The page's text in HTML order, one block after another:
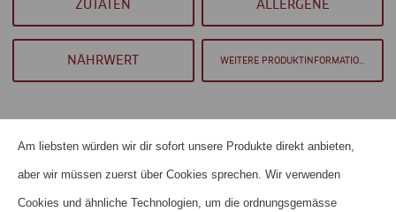
and
ZUTATEN ALLERGENE
NÄHRWERT WEITERE PRODUKTINFORMATIONEN
HOME
Am liebsten würden wir dir sofort unsere Produkte direkt anbieten,
aber wir müssen zuerst über Cookies sprechen. Wir verwenden
Cookies und ähnliche Technologien, um die ordnungsgemässe